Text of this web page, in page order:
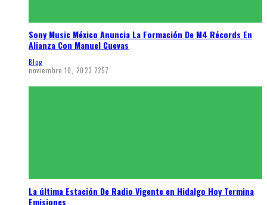
Sony Music México Anuncia La Formación De M4 Récords En
Alianza Con Manuel Cuevas
Blog
noviembre 10, 2023 2257
La última Estación De Radio Vigente en Hidalgo Hoy Termina
Emisiones